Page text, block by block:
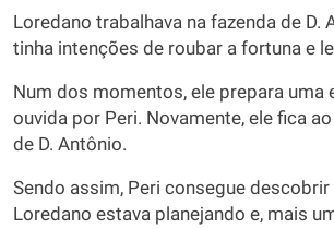
Loredano trabalhava na fazenda de D.
tinha intenções de roubar a fortuna e
Num dos momentos, ele prepara uma
ouvida por Peri. Novamente, ele fica
de D. Antônio.
Sendo assim, Peri consegue
Loredano estava planejando e, mais